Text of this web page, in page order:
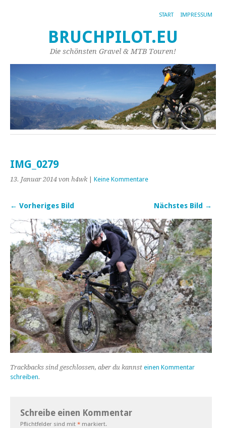
START IMPRESSUM
BRUCHPILOT.EU
Die schönsten Gravel & MTB Touren!
IMG_0279
13. Januar 2014 von h4wk| Keine Kommentare
← Vorheriges Bild Nächstes Bild →
Trackbacks sind geschlossen, aber du kannst einen Kommentar
schreiben.
Schreibe einen Kommentar
Pflichtfelder sind mit * markiert.